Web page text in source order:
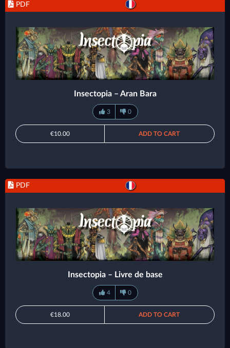
PDF
Insectopia – Aran Bara
3 0
€10.00 ADD TO CART
PDF
Insectopia – Livre de base
4 0
€18.00 ADD TO CART